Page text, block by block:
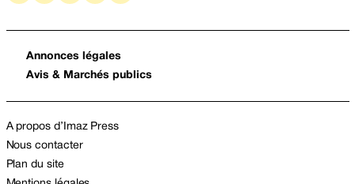
Annonces légales
Avis & Marchés publics
A propos d’Imaz Press
Nous contacter
Plan du site